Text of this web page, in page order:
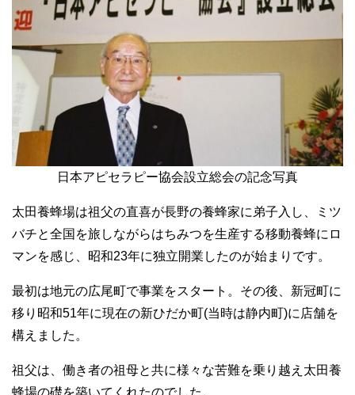
日本アピセラピー協会設立総会の記念写真
太田養蜂場は祖父の直喜が長野の養蜂家に弟子入し、ミツ
バチと全国を旅しながらはちみつを生産する移動養蜂にロ
マンを感じ、昭和23年に独立開業したのが始まりです。
最初は地元の広尾町で事業をスタート。その後、新冠町に
移り昭和51年に現在の新ひだか町(当時は静内町)に店舗を
構えました。
祖父は、働き者の祖母と共に様々な苦難を乗り越え太田養
蜂場の礎を築いてくれたのでした。